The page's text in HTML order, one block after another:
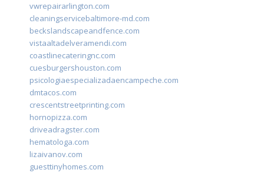
vwrepairarlington.com
cleaningservicebaltimore-md.com
beckslandscapeandfence.com
vistaaltadelveramendi.com
coastlinecateringnc.com
cuesburgershouston.com
psicologiaespecializadaencampeche.com
dmtacos.com
crescentstreetprinting.com
hornopizza.com
driveadragster.com
hematologa.com
lizaivanov.com
guesttinyhomes.com